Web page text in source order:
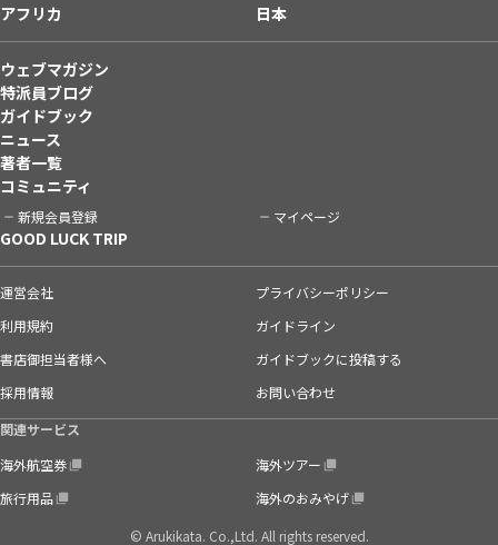
アフリカ
日本
ウェブマガジン
特派員ブログ
ガイドブック
ニュース
著者一覧
コミュニティ
新規会員登録 マイページ
GOOD LUCK TRIP
運営会社
プライバシーポリシー
利用規約
ガイドライン
書店御担当者様へ
ガイドブックに投稿する
採用情報
お問い合わせ
関連サービス
海外航空券
海外ツアー
旅行用品
海外のおみやげ
© Arukikata. Co.,Ltd. All rights reserved.